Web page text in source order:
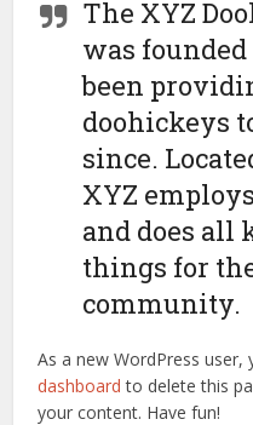
The XYZ
was founded
been
doohickeys
since.
XYZ
and does all
things for
community.
As a new WordPress
dashboard to delete this
your content. Have fun!